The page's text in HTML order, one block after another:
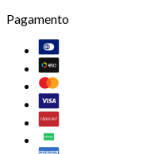
Pagamento